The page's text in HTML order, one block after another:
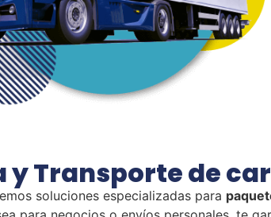
yTransporte de
soluciones especializadas para